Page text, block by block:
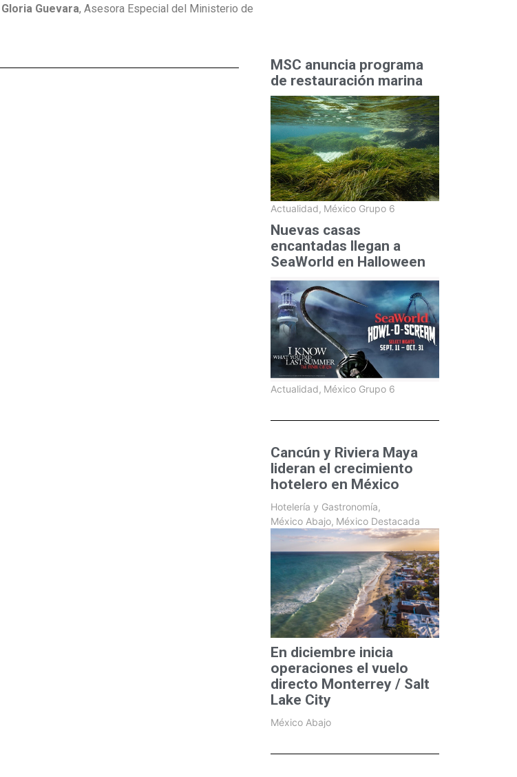
Gloria Guevara, Asesora Especial del Ministerio de
MSC anuncia programa
de restauración marina
Actualidad, México Grupo 6
Nuevas casas
encantadas llegan a
SeaWorld en Halloween
Actualidad, México Grupo 6
Cancún y Riviera Maya
lideran el crecimiento
hotelero en México
Hotelería y Gastronomía,
México Abajo, México Destacada
En diciembre inicia
operaciones el vuelo
directo Monterrey / Salt
Lake City
México Abajo